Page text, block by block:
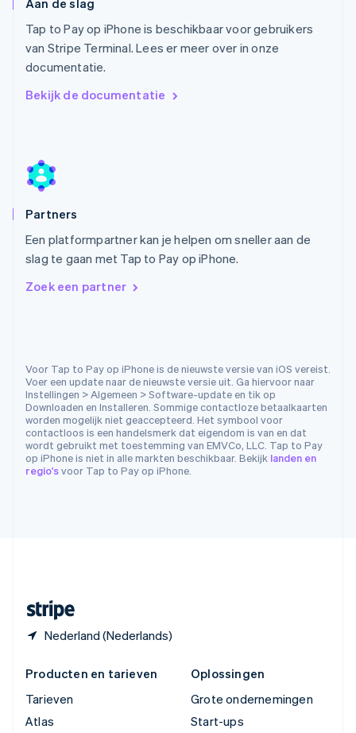
Aan de slag
Tap to Pay op iPhone is beschikbaar voor gebruikers
van Stripe Terminal. Lees er meer over in onze
documentatie.
Bekijk de documentatie
Partners
Een platformpartner kan je helpen om sneller aan de
slag te gaan met Tap to Pay op iPhone.
Zoek een partner
Voor Tap to Pay op iPhone is de nieuwste versie van iOS vereist.
Voer een update naar de nieuwste versie uit. Ga hiervoor naar
Instellingen > Algemeen > Software-update en tik op
Downloaden en Installeren. Sommige contactloze betaalkaarten
worden mogelijk niet geaccepteerd. Het symbool voor
contactloos is een handelsmerk dat eigendom is van en dat
wordt gebruikt met toestemming van EMVCo, LLC. Tap to Pay
op iPhone is niet in alle markten beschikbaar. Bekijk landen en
regio'svoor Tap to Pay op iPhone.
Nederland (Nederlands)
Nieuw-Zeeland
English
Noorwegen
Oostenrijk
Português
English
English简体中文
Slovenië
Slowakije
ไทยEnglish
Tsjechië
English
Vasteland van China
简体中文 English
Verenigd Koninkrijk
English
Producten en tarieven
Tarieven
Atlas
Oplossingen
Grote ondernemingen
Start-ups